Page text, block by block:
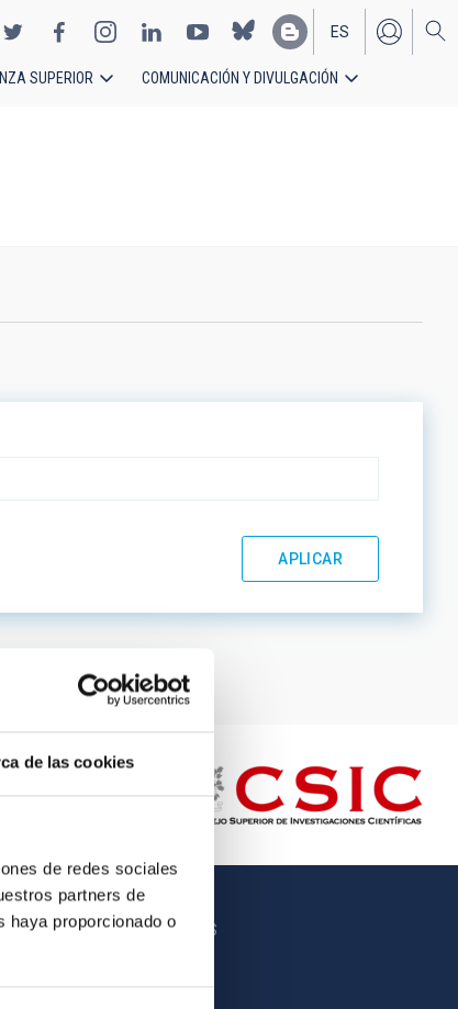
de las cookies
de redes sociales
partners de
haya proporcionado o
EN
ES
SUPERIOR COMUNICACIÓN Y DIVULGACIÓN
OTROS ENLACES